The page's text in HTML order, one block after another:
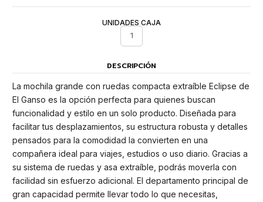
UNIDADES CAJA
1
DESCRIPCIÓN
La mochila grande con ruedas compacta extraíble Eclipse de
El Ganso es la opción perfecta para quienes buscan
funcionalidad y estilo en un solo producto. Diseñada para
facilitar tus desplazamientos, su estructura robusta y detalles
pensados para la comodidad la convierten en una
compañera ideal para viajes, estudios o uso diario. Gracias a
su sistema de ruedas y asa extraíble, podrás moverla con
facilidad sin esfuerzo adicional. El departamento principal de
gran capacidad permite llevar todo lo que necesitas,